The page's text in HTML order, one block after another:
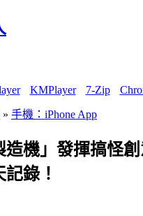
KMPlayer 7-Zip
» 手機：iPhone App
造機」發揮搞怪
錄！